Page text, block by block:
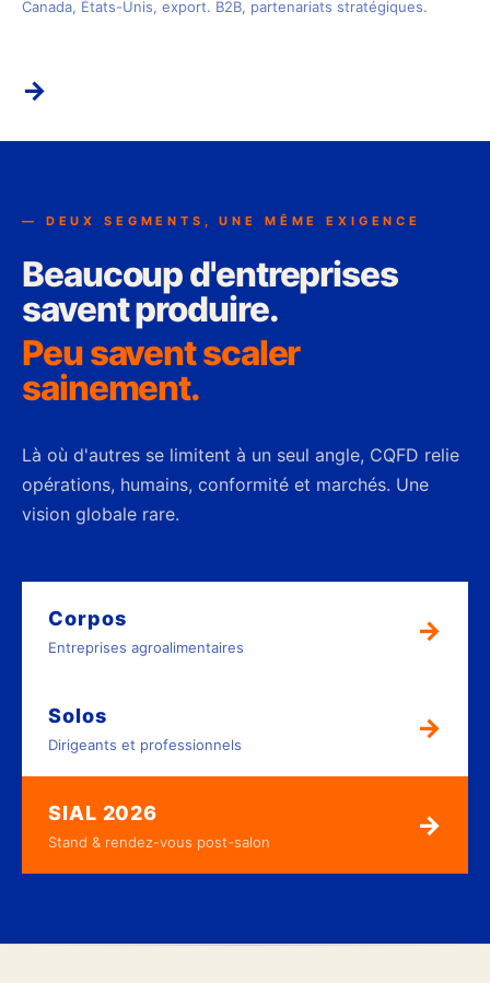
Canada, États-Unis, export. B2B, partenariats stratégiques.
→
— DEUX SEGMENTS, UNE MÊME EXIGENCE
Beaucoup d'entreprises
savent produire.
Peu savent scaler
sainement.
Là où d'autres se limitent à un seul angle, CQFD relie
opérations, humains, conformité et marchés. Une
vision globale rare.
Corpos
Entreprises agroalimentaires
→
Solos
Dirigeants et professionnels
→
SIAL 2026
Stand & rendez-vous post-salon
→